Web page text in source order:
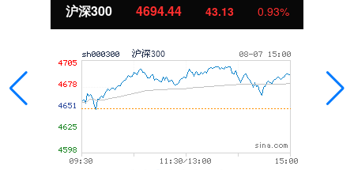
沪深300 4694.44 43.13 0.93%